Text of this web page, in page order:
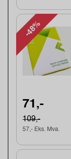
-48%
71,-
109,-
57,- Eks. Mva.